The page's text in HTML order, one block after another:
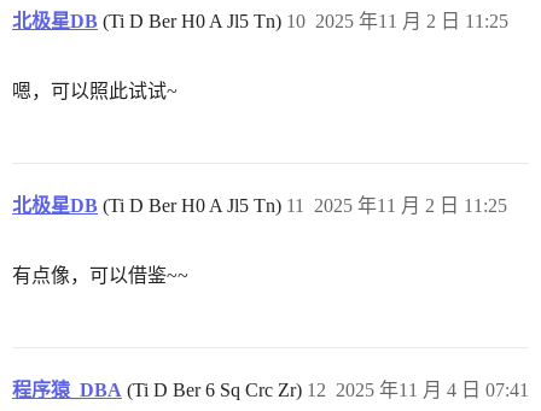
北极星DB (Ti D Ber H0 A Jl5 Tn) 2025 年11 月 2 日 11:25
10
嗯，可以照此试试~
北极星DB (Ti D Ber H0 A Jl5 Tn) 2025 年11 月 2 日 11:25
11
有点像，可以借鉴~~
程序猿_DBA (Ti D Ber 6 Sq Crc Zr) 2025 年11 月 4 日 07:41
12